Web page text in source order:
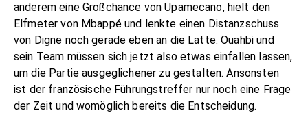
anderem eine Großchance von Upamecano, hielt den
Elfmeter von Mbappé und lenkte einen Distanzschuss
von Digne noch gerade eben an die Latte. Ouahbi und
sein Team müssen sich jetzt also etwas einfallen lassen,
um die Partie ausgeglichener zu gestalten. Ansonsten
ist der französische Führungstreffer nur noch eine Frage
der Zeit und womöglich bereits die Entscheidung.